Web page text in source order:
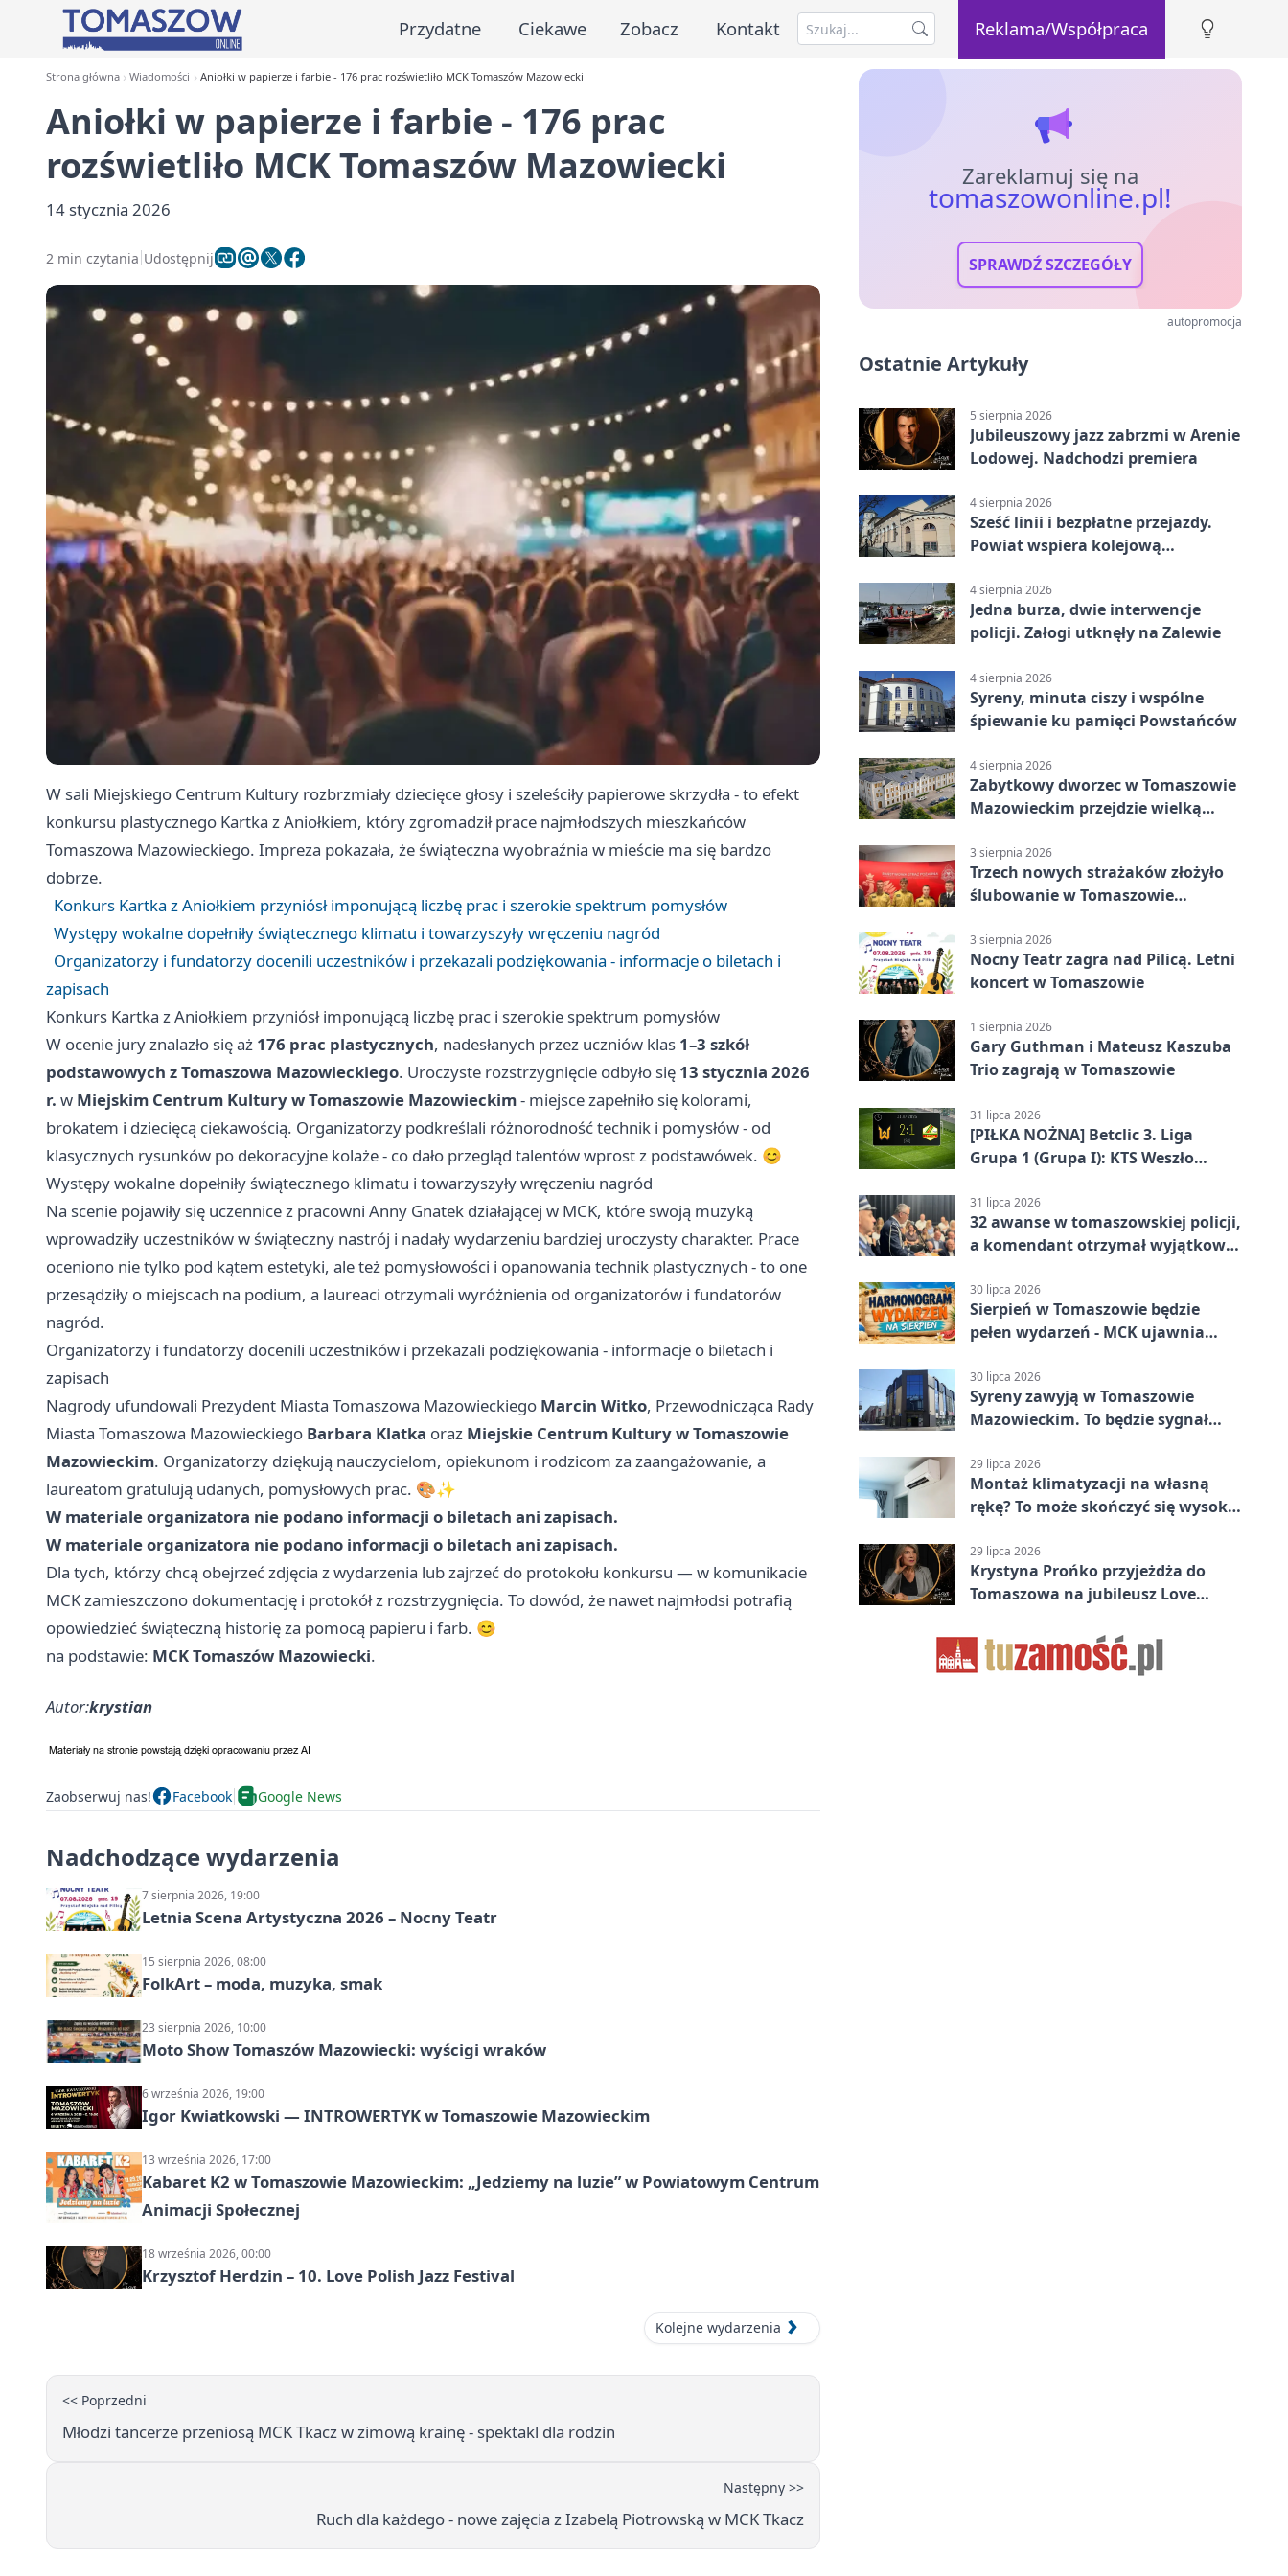
Przydatne Ciekawe Zobacz Kontakt Reklama/Współpraca
Strona główna Wiadomości Aniołki w papierze i farbie - 176 prac rozświetliło MCK Tomaszów Mazowiecki
Aniołki w papierze i farbie - 176 prac
rozświetliło MCK Tomaszów Mazowiecki
14 stycznia 2026
2 min czytania Udostępnij
W sali Miejskiego Centrum Kultury rozbrzmiały dziecięce głosy i szeleściły papierowe skrzydła - to efekt
konkursu plastycznego Kartka z Aniołkiem, który zgromadził prace najmłodszych mieszkańców
Tomaszowa Mazowieckiego. Impreza pokazała, że świąteczna wyobraźnia w mieście ma się bardzo
dobrze.
Konkurs Kartka z Aniołkiem przyniósł imponującą liczbę prac i szerokie spektrum pomysłów
Występy wokalne dopełniły świątecznego klimatu i towarzyszyły wręczeniu nagród
Organizatorzy i fundatorzy docenili uczestników i przekazali podziękowania - informacje o biletach i
zapisach
Konkurs Kartka z Aniołkiem przyniósł imponującą liczbę prac i szerokie spektrum pomysłów
W ocenie jury znalazło się aż 176 prac plastycznych, nadesłanych przez uczniów klas 1–3 szkół
podstawowych z Tomaszowa Mazowieckiego. Uroczyste rozstrzygnięcie odbyło się 13 stycznia 2026
r. w Miejskim Centrum Kultury w Tomaszowie Mazowieckim- miejsce zapełniło się kolorami,
brokatem i dziecięcą ciekawością. Organizatorzy podkreślali różnorodność technik i pomysłów - od
klasycznych rysunków po dekoracyjne kolaże - co dało przegląd talentów wprost z podstawówek. 😊
Występy wokalne dopełniły świątecznego klimatu i towarzyszyły wręczeniu nagród
Na scenie pojawiły się uczennice z pracowni Anny Gnatek działającej w MCK, które swoją muzyką
wprowadziły uczestników w świąteczny nastrój i nadały wydarzeniu bardziej uroczysty charakter. Prace
oceniono nie tylko pod kątem estetyki, ale też pomysłowości i opanowania technik plastycznych - to one
przesądziły o miejscach na podium, a laureaci otrzymali wyróżnienia od organizatorów i fundatorów
nagród.
Organizatorzy i fundatorzy docenili uczestników i przekazali podziękowania - informacje o biletach i
zapisach
Nagrody ufundowali Prezydent Miasta Tomaszowa Mazowieckiego Marcin Witko, Przewodnicząca Rady
Miasta Tomaszowa Mazowieckiego Barbara Klatka oraz Miejskie Centrum Kultury w Tomaszowie
Mazowieckim. Organizatorzy dziękują nauczycielom, opiekunom i rodzicom za zaangażowanie, a
laureatom gratulują udanych, pomysłowych prac. 🎨✨
W materiale organizatora nie podano informacji o biletach ani zapisach.
W materiale organizatora nie podano informacji o biletach ani zapisach.
Dla tych, którzy chcą obejrzeć zdjęcia z wydarzenia lub zajrzeć do protokołu konkursu — w komunikacie
MCK zamieszczono dokumentację i protokół z rozstrzygnięcia. To dowód, że nawet najmłodsi potrafią
opowiedzieć świąteczną historię za pomocą papieru i farb. 😊
na podstawie: MCK Tomaszów Mazowiecki.
Autor:krystian
Zaobserwuj nas! Facebook Google News
Nadchodzące wydarzenia
7 sierpnia 2026, 19:00
Letnia Scena Artystyczna 2026 – Nocny Teatr
15 sierpnia 2026, 08:00
FolkArt – moda, muzyka, smak
23 sierpnia 2026, 10:00
Moto Show Tomaszów Mazowiecki: wyścigi wraków
6 września 2026, 19:00
Igor Kwiatkowski — INTROWERTYK w Tomaszowie Mazowieckim
13 września 2026, 17:00
Kabaret K2 w Tomaszowie Mazowieckim: „Jedziemy na luzie” w Powiatowym Centrum
Animacji Społecznej
18 września 2026, 00:00
Krzysztof Herdzin – 10. Love Polish Jazz Festival
Kolejne wydarzenia
<< Poprzedni
Młodzi tancerze przeniosą MCK Tkacz w zimową krainę - spektakl dla rodzin
Następny >>
Ruch dla każdego - nowe zajęcia z Izabelą Piotrowską w MCK Tkacz
Zareklamuj się na
tomaszowonline.pl!
SPRAWDŹ SZCZEGÓŁY
autopromocja
Ostatnie Artykuły
5 sierpnia 2026
Jubileuszowy jazz zabrzmi w Arenie
Lodowej. Nadchodzi premiera
4 sierpnia 2026
Sześć linii i bezpłatne przejazdy.
Powiat wspiera kolejową
4 sierpnia 2026
Jedna burza, dwie interwencje
policji. Załogi utknęły na Zalewie
4 sierpnia 2026
Syreny, minuta ciszy i wspólne
śpiewanie ku pamięci Powstańców
4 sierpnia 2026
Zabytkowy dworzec w Tomaszowie
Mazowieckim przejdzie wielką
wykonawcy
3 sierpnia 2026
Trzech nowych strażaków złożyło
ślubowanie w Tomaszowie
3 sierpnia 2026
Nocny Teatr zagra nad Pilicą. Letni
koncert w Tomaszowie
1 sierpnia 2026
Gary Guthman i Mateusz Kaszuba
Trio zagrają w Tomaszowie
31 lipca 2026
[PIŁKA NOŻNA] Betclic 3. Liga
Grupa 1 (Grupa I): KTS Weszło
Mazowiecki 2:1
31 lipca 2026
32 awanse w tomaszowskiej policji,
a komendant otrzymał wyjątkowy
30 lipca 2026
Sierpień w Tomaszowie będzie
pełen wydarzeń - MCK ujawnia
30 lipca 2026
Syreny zawyją w Tomaszowie
Mazowieckim. To będzie sygnał
29 lipca 2026
Montaż klimatyzacji na własną
rękę? To może skończyć się wysoką
29 lipca 2026
Krystyna Prońko przyjeżdża do
Tomaszowa na jubileusz Love